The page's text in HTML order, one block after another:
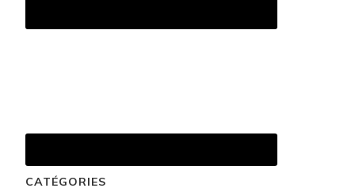
CATÉGORIES